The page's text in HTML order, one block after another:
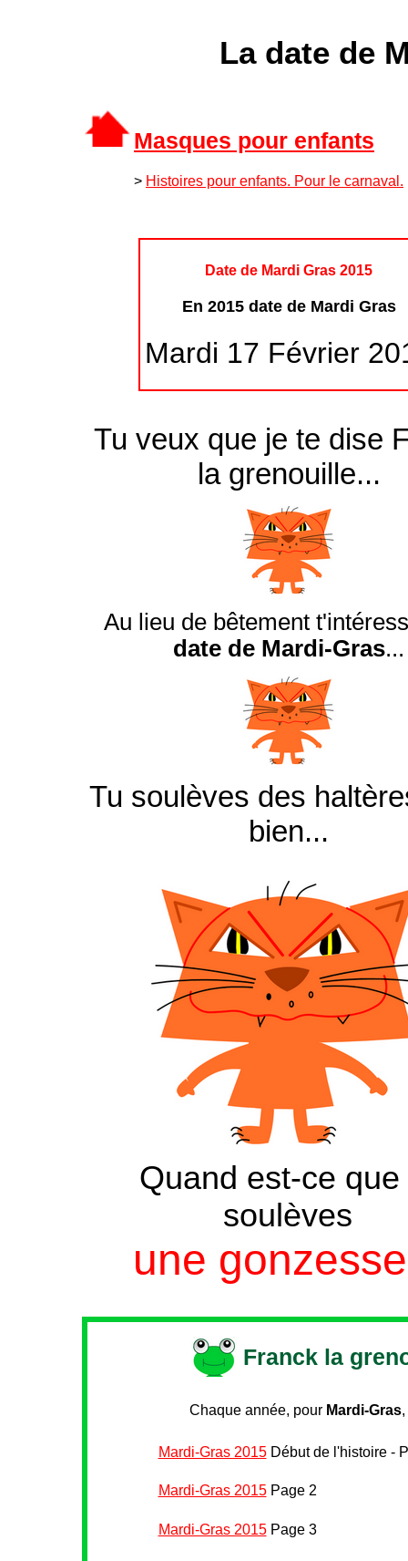
La date de
Masques pour enfants
> Histoires pour enfants. Pour le carnaval.
Date de Mardi Gras 2015
En 2015 date de Mardi Gras
Mardi 17 Février
Tu veux que je te dise
la grenouille...
Au lieu de bêtement
date de Mardi-Gras...
Tu soulèves des
bien...
Quand est-ce que
soulèves
une
Franck la
Chaque année, pour Mardi-Gras,
Mardi-Gras 2015Début de l'histoire -
Mardi-Gras 2015Page 2
Mardi-Gras 2015Page 3